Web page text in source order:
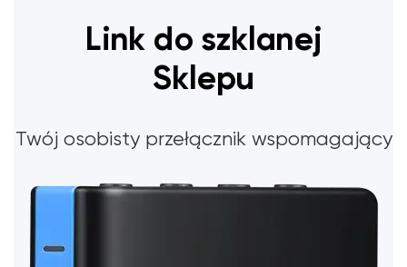
Link do szklanej
Sklepu
Twój osobisty przełącznik wspomagający